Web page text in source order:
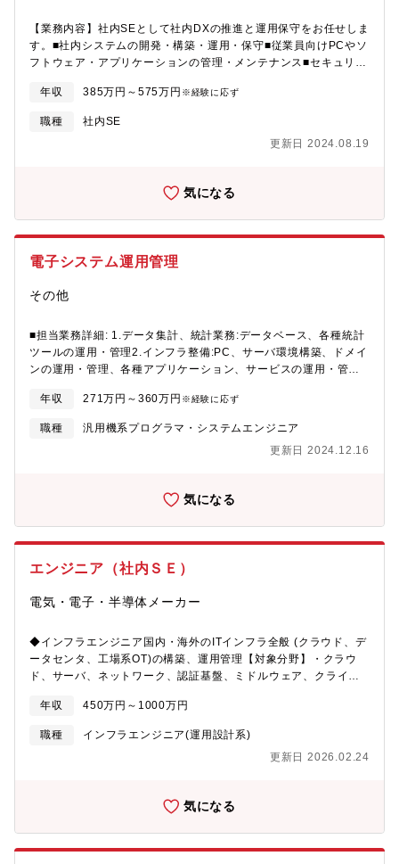
ます。
【業務内容】社内SEとして社内DXの推進と運用保守をお任せしま
す。■社内システムの開発・構築・運用・保守■従業員向けPCやソ
フトウェア・アプリケーションの管理・メンテナンス■セキュリテ
年収
385万円～575万円 ※経験に応ず
職種
社内SE
更新日 2024.08.19
気になる
電子システム運用管理
その他
■担当業務詳細: 1.データ集計、統計業務:データベース、各種統計
ツールの運用・管理2.インフラ整備:PC、サーバ環境構築、ドメイ
ンの運用・管理、各種アプリケーション、サービスの運用・管理
ティ:情報セキュリティ、物理的セキュリティ環境構築の運用・管
理5.基幹システム運用支援:基幹システムの運用・管理 ・各種団体
等折衝6.その他:各種業務支援ツールの構築 ・最新技術、サービス
年収 271万円～360万円 ※経験に応ず
職種
汎用機系プログラマ・システムエンジニア
更新日 2024.12.16
気になる
エンジニア（社内ＳＥ）
電気・電子・半導体メーカー
◆インフラエンジニア国内・海外のITインフラ全般 (クラウド、デ
ータセンタ、工場系OT)の構築、運用管理【対象分野】・クラウ
ド、サーバ、ネットワーク、認証基盤、ミドルウェア、クライア
要件定義から設計・構築・運用保守(計画立案、運用ルール策定、
製品選定、ベンダ・社内関係者との調整などを含む)・インフラ運
用管理の自動化推進、AI活用◆AIエンジニア (社内DX/AI利活用推
進)生成AI、画像AI、フィジカルAIを活用した社内業務の高度化・
下のテーマに関する企画、PoC実施、AIシステムの開発・運用・
機械学習 (モデル構築、MLOps、Azure Machine Learningなど
年収 450万円～1000万円
職種
インフラエンジニア(運用設計系)
更新日 2026.02.24
気になる